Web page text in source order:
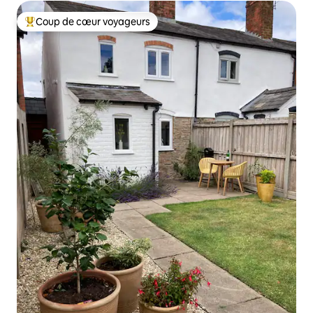
Coups de cœur voyageurs les plus appréciés
Coup de cœur voyageurs